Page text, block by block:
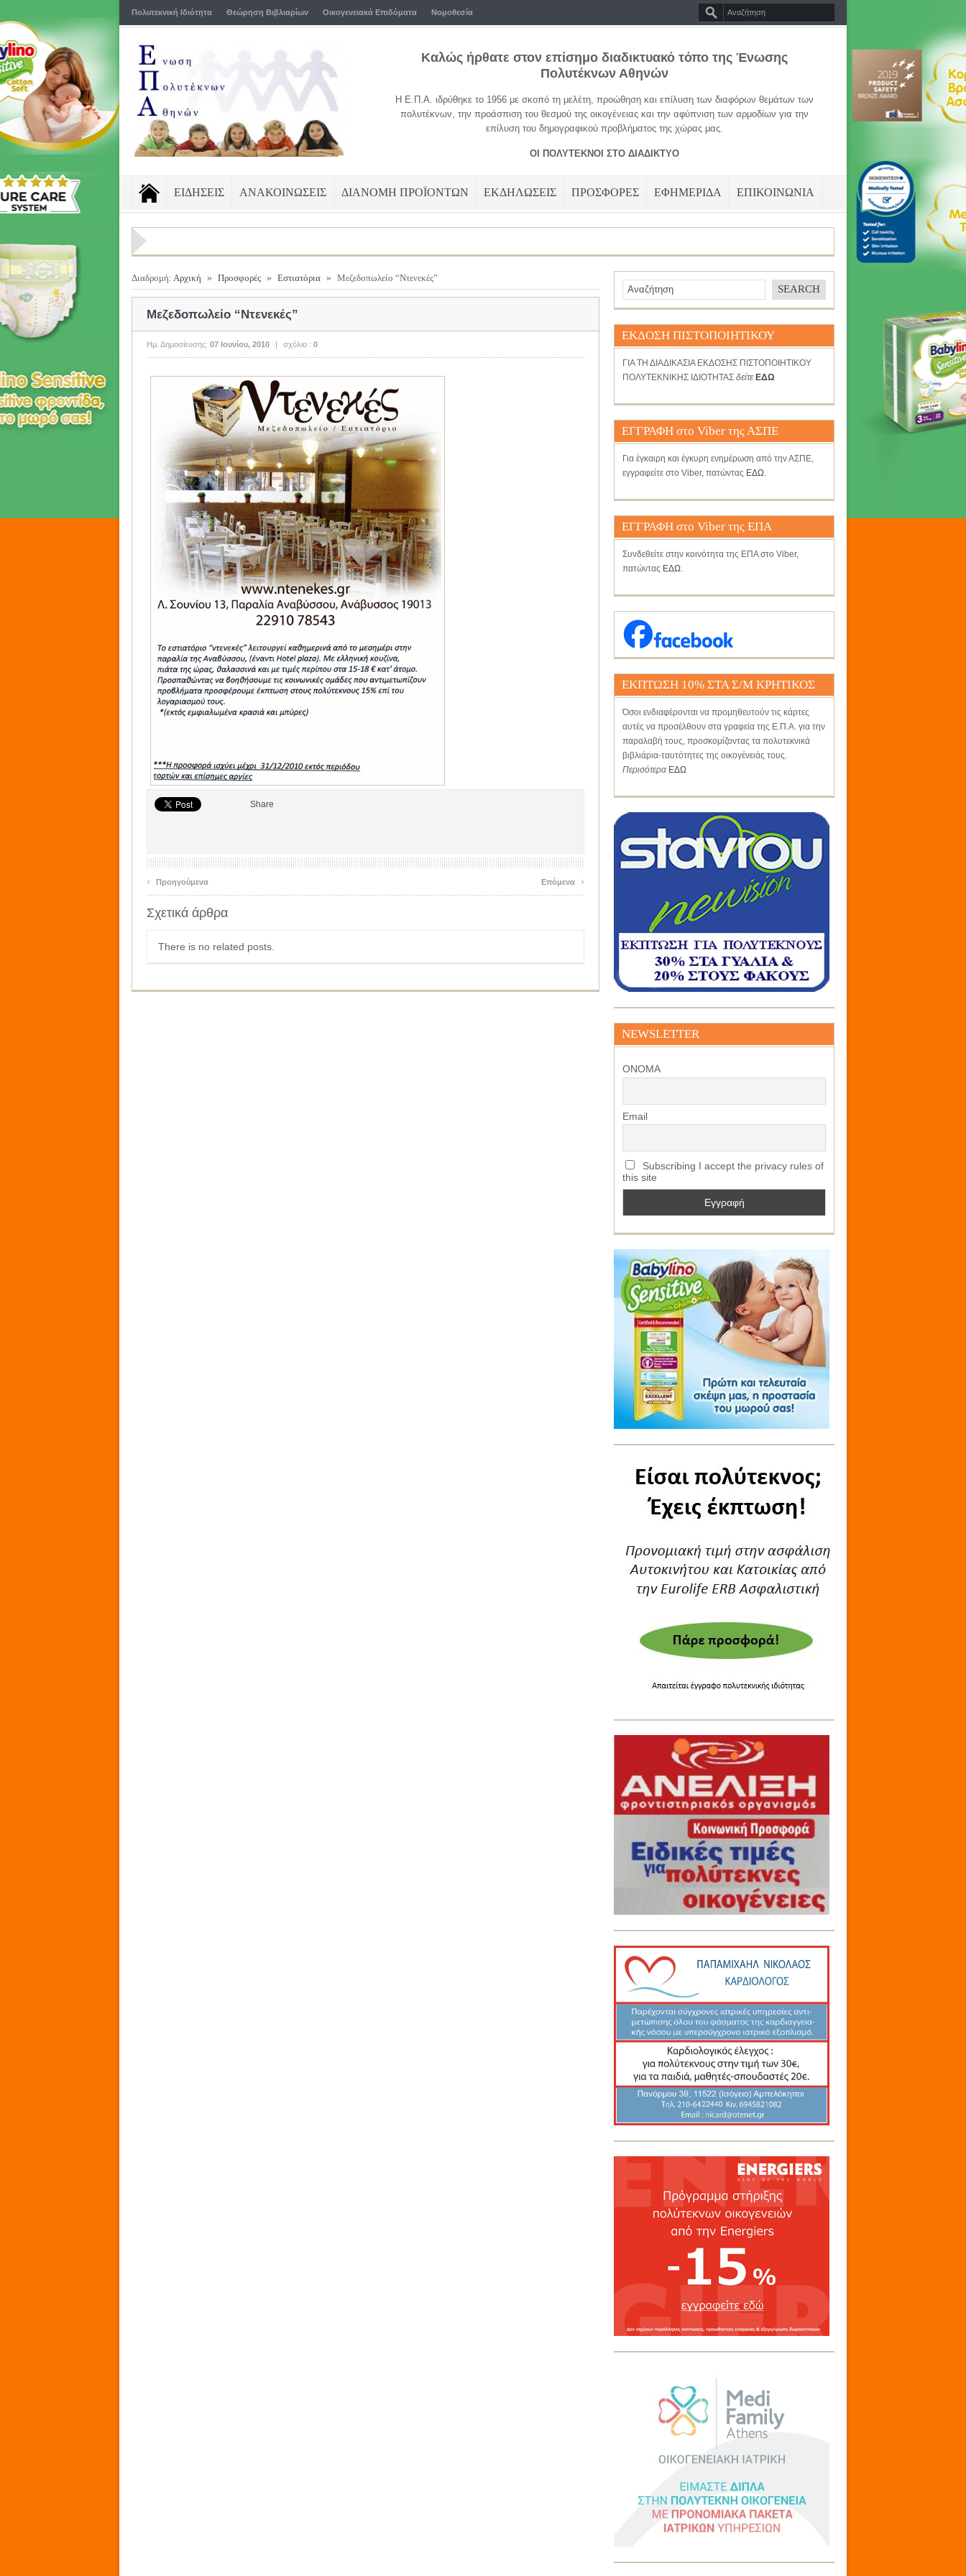
Πολυτεκνική Ιδιότητα Θεώρηση Βιβλιαρίων Οικογενειακά Επιδόματα Νομοθεσία
Καλώς ήρθατε στον επίσημο διαδικτυακό τόπο της Ένωσης
Πολυτέκνων Αθηνών
Η Ε.Π.Α. ιδρύθηκε το 1956 με σκοπό τη μελέτη, προώθηση και επίλυση των διαφόρων θεμάτων των
πολυτέκνων, την προάσπιση του θεσμού της οικογένειας και την αφύπνιση των αρμοδίων για την
επίλυση του δημογραφικού προβλήματος της χώρας μας.
ΟΙ ΠΟΛΥΤΕΚΝΟΙ ΣΤΟ ΔΙΑΔΙΚΤΥΟ
ΕΙΔΗΣΕΙΣ ΑΝΑΚΟΙΝΩΣΕΙΣ ΔΙΑΝΟΜΗ ΠΡΟΪΟΝΤΩΝ ΕΚΔΗΛΩΣΕΙΣ ΠΡΟΣΦΟΡΕΣ ΕΦΗΜΕΡΙΔΑ ΕΠΙΚΟΙΝΩΝΙΑ
Διαδρομή: Αρχική » Προσφορές » Εστιατόρια » Μεζεδοπωλείο “Ντενεκές”
Μεζεδοπωλείο “Ντενεκές”
Ημ. Δημοσίευσης: 07 Ιουνίου, 2010 | σχόλιο : 0
Share
‹ Προηγούμενα Επόμενα ›
Σχετικά άρθρα
There is no related posts.
ΕΚΔΟΣΗ ΠΙΣΤΟΠΟΙΗΤΙΚΟΥ
ΓΙΑ ΤΗ ΔΙΑΔΙΚΑΣΙΑ ΕΚΔΟΣΗΣ ΠΙΣΤΟΠΟΙΗΤΙΚΟΥ
ΠΟΛΥΤΕΚΝΙΚΗΣ ΙΔΙΟΤΗΤΑΣ δείτε ΕΔΩ
ΕΓΓΡΑΦΗ στο Viber της ΑΣΠΕ
Για έγκαιρη και έγκυρη ενημέρωση από την ΑΣΠΕ,
εγγραφείτε στο Viber, πατώντας ΕΔΩ.
ΕΓΓΡΑΦΗ στο Viber της ΕΠΑ
Συνδεθείτε στην κοινότητα της ΕΠΑ στο Viber,
πατώντας ΕΔΩ.
ΕΚΠΤΩΣΗ 10% ΣΤΑ Σ/Μ ΚΡΗΤΙΚΟΣ
Όσοι ενδιαφέρονται να προμηθευτούν τις κάρτες
αυτές να προσέλθουν στα γραφεία της Ε.Π.Α. για την
παραλαβή τους, προσκομίζοντας τα πολυτεκνικά
βιβλιάρια-ταυτότητες της οικογένειάς τους.
Περισότερα ΕΔΩ
NEWSLETTER
ΟΝΟΜΑ
Email
Subscribing I accept the privacy rules of
this site